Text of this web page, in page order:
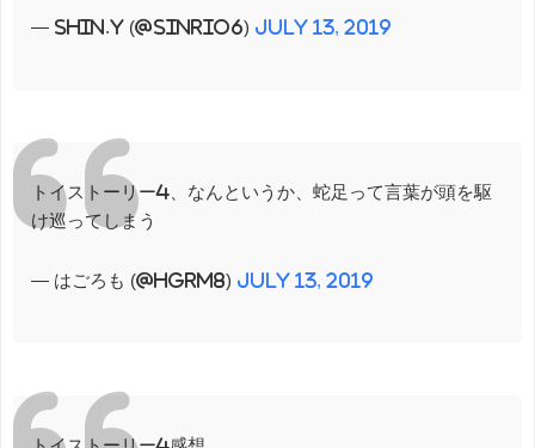
— shin.y (@sinrio6) July 13, 2019
トイストーリー4、なんというか、蛇足って言葉が頭を駆
け巡ってしまう
— はごろも (@hgrm8) July 13, 2019